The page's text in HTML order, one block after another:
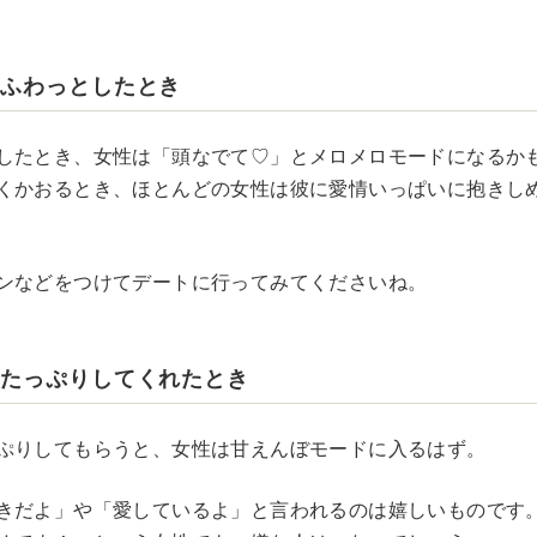
わっとしたとき
たとき、女性は「頭なでて♡」とメロメロモードになるか
かおるとき、ほとんどの女性は彼に愛情いっぱいに抱きし
などをつけてデートに行ってみてくださいね。
っぷりしてくれたとき
りしてもらうと、女性は甘えんぼモードに入るはず。
だよ」や「愛しているよ」と言われるのは嬉しいものです